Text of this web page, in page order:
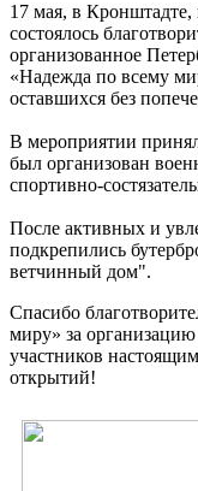
17 мая, в
состоялось
организованное
«Надежда по всему
оставшихся без
В мероприятии
был организован
спортивно-
После активных и
подкрепились
ветчинный дом".
Спасибо
миру» за организацию
участников
открытий!